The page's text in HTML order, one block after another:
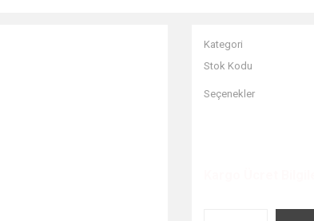
Kategori
Stok Kodu
Seçenekler